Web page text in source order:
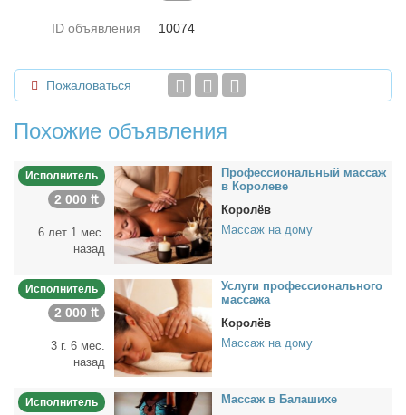
ID объявления 10074
Пожаловаться
Похожие объявления
Исполнитель
2 000 ₶
6 лет 1 мес.
назад
Про­фес­сио­наль­ный мас­саж
в Ко­роле­ве
Королёв
Массаж на дому
Исполнитель
2 000 ₶
3 г. 6 мес.
назад
Услу­ги про­фес­сио­наль­но­го
мас­са­жа
Королёв
Массаж на дому
Исполнитель
Мас­саж в Ба­ла­ши­хе